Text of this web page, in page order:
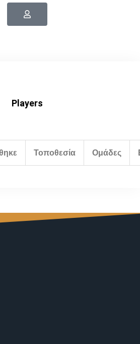
Players
Τοποθεσία Ομάδες